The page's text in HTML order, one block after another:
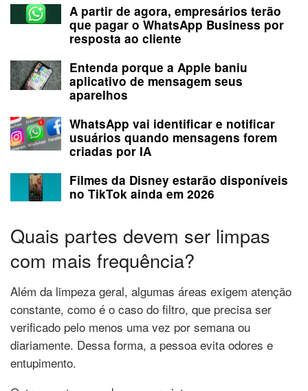
A partir de agora, empresários terão
que pagar o WhatsApp Business por
resposta ao cliente
Entenda porque a Apple baniu
aplicativo de mensagem seus
aparelhos
WhatsApp vai identificar e notificar
usuários quando mensagens forem
criadas por IA
Filmes da Disney estarão disponíveis
no TikTok ainda em 2026
Quais partes devem ser limpas
com mais frequência?
Além da limpeza geral, algumas áreas exigem atenção
constante, como é o caso do filtro, que precisa ser
verificado pelo menos uma vez por semana ou
diariamente. Dessa forma, a pessoa evita odores e
entupimento.